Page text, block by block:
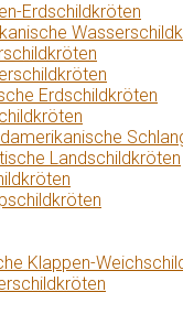
Erdschildkröten
Erdschildkröten
Landschildkröten
Klappen-